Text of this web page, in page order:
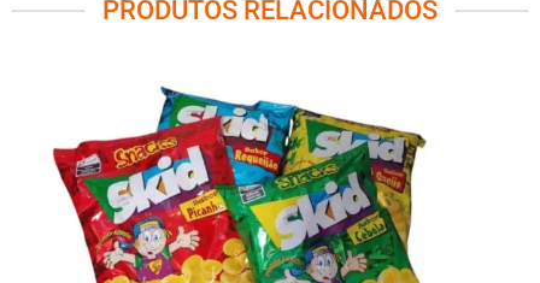
PRODUTOS RELACIONADOS